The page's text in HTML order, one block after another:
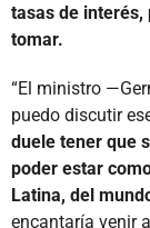
tasas de interés,
tomar.
“El ministro
puedo discutir
duele tener que
poder estar
Latina, del
encantaría venir